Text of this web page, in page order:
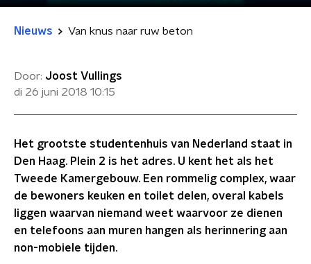
Nieuws Van knus naar ruw beton
Door: Joost Vullings
di 26 juni 2018 10:15
Het grootste studentenhuis van Nederland staat in
Den Haag. Plein 2 is het adres. U kent het als het
Tweede Kamergebouw. Een rommelig complex, waar
de bewoners keuken en toilet delen, overal kabels
liggen waarvan niemand weet waarvoor ze dienen
en telefoons aan muren hangen als herinnering aan
non-mobiele tijden.